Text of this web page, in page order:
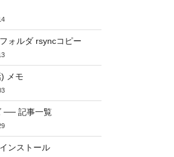
ォルダ rsyncコピー
メモ
── 記事一覧
ンストール